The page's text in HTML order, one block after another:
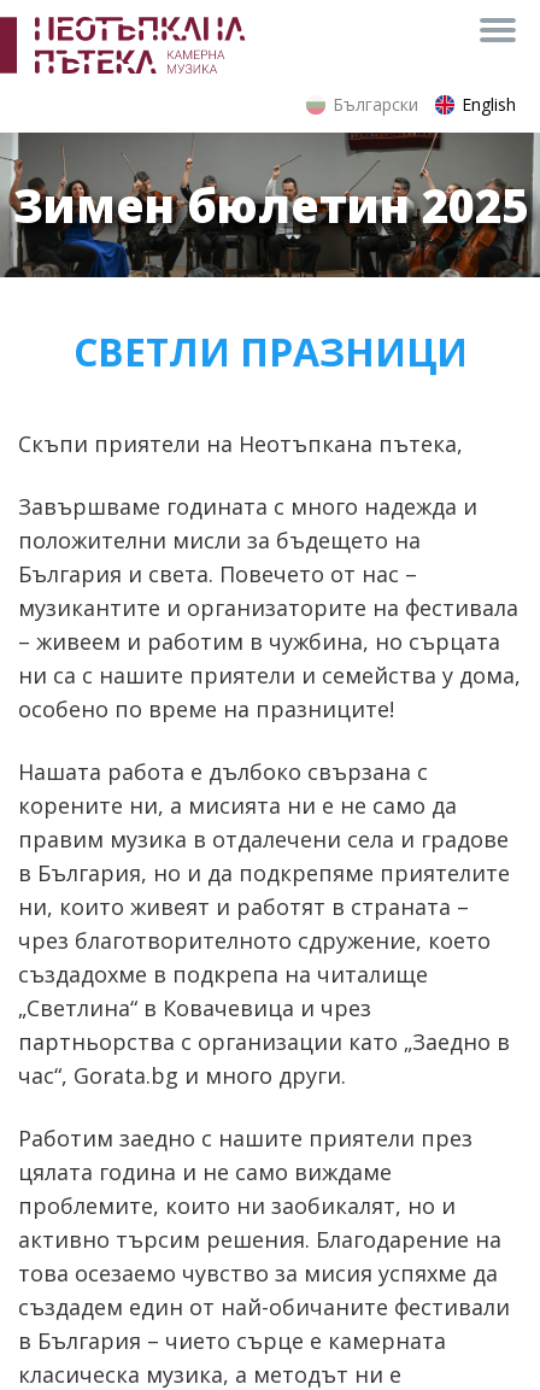
Български English
Зимен бюлетин 2025
СВЕТЛИ ПРАЗНИЦИ
Скъпи приятели на Неотъпкана пътека,
Завършваме годината с много надежда и
положителни мисли за бъдещето на
България и света. Повечето от нас –
музикантите и организаторите на фестивала
– живеем и работим в чужбина, но сърцата
ни са с нашите приятели и семейства у дома,
особено по време на празниците!
Нашата работа е дълбоко свързана с
корените ни, а мисията ни е не само да
правим музика в отдалечени села и градове
в България, но и да подкрепяме приятелите
ни, които живеят и работят в страната –
чрез благотворителното сдружение, което
създадохме в подкрепа на читалище
„Светлина“ в Ковачевица и чрез
партньорства с организации като „Заедно в
час“, Gorata.bg и много други.
Работим заедно с нашите приятели през
цялата година и не само виждаме
проблемите, които ни заобикалят, но и
активно търсим решения. Благодарение на
това осезаемо чувство за мисия успяхме да
създадем един от най-обичаните фестивали
в България – чието сърце е камерната
класическа музика, а методът ни е